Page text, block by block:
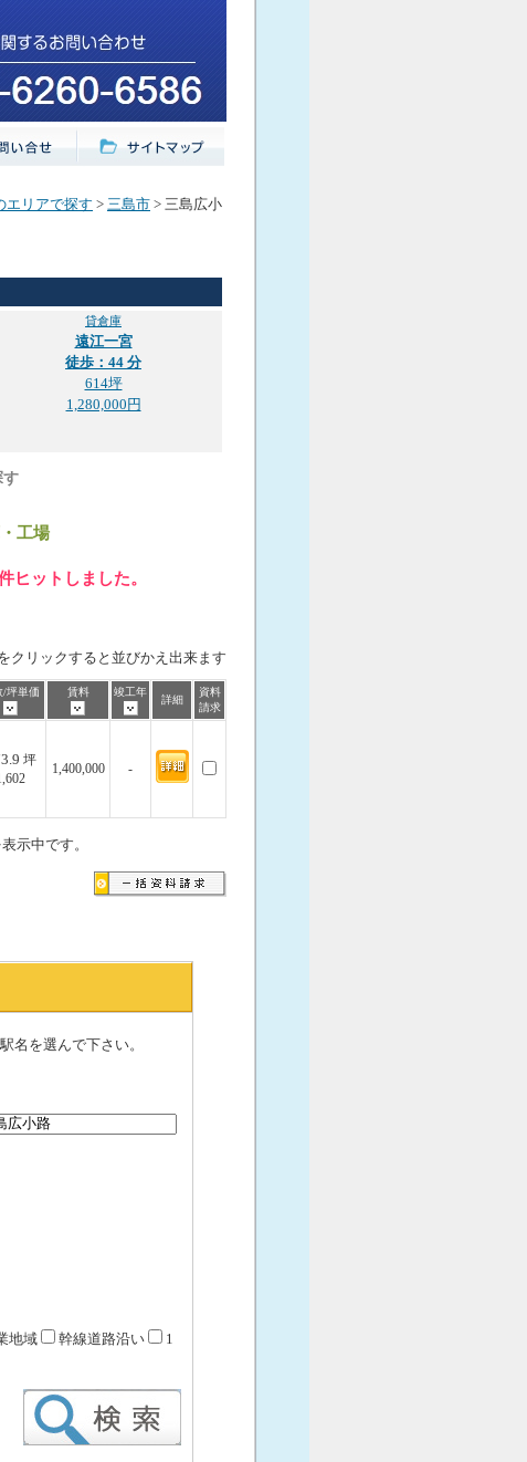
エリアで探す > 三島市 > 三島広小
貸倉庫
遠江一宮
徒歩：44 分
614坪
1,280,000円
す
工場
ヒットしました。
クリックすると並びかえ出来ます
/坪単価 賃料 竣工年
詳細
資料
請求
坪
1,400,000 -
示中です。
名を選んで下さい。
地域 幹線道路沿い
1